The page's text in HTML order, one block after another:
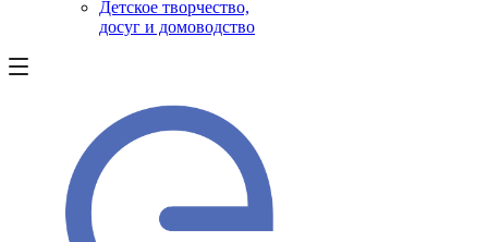
Детское творчество,
досуг и домоводство